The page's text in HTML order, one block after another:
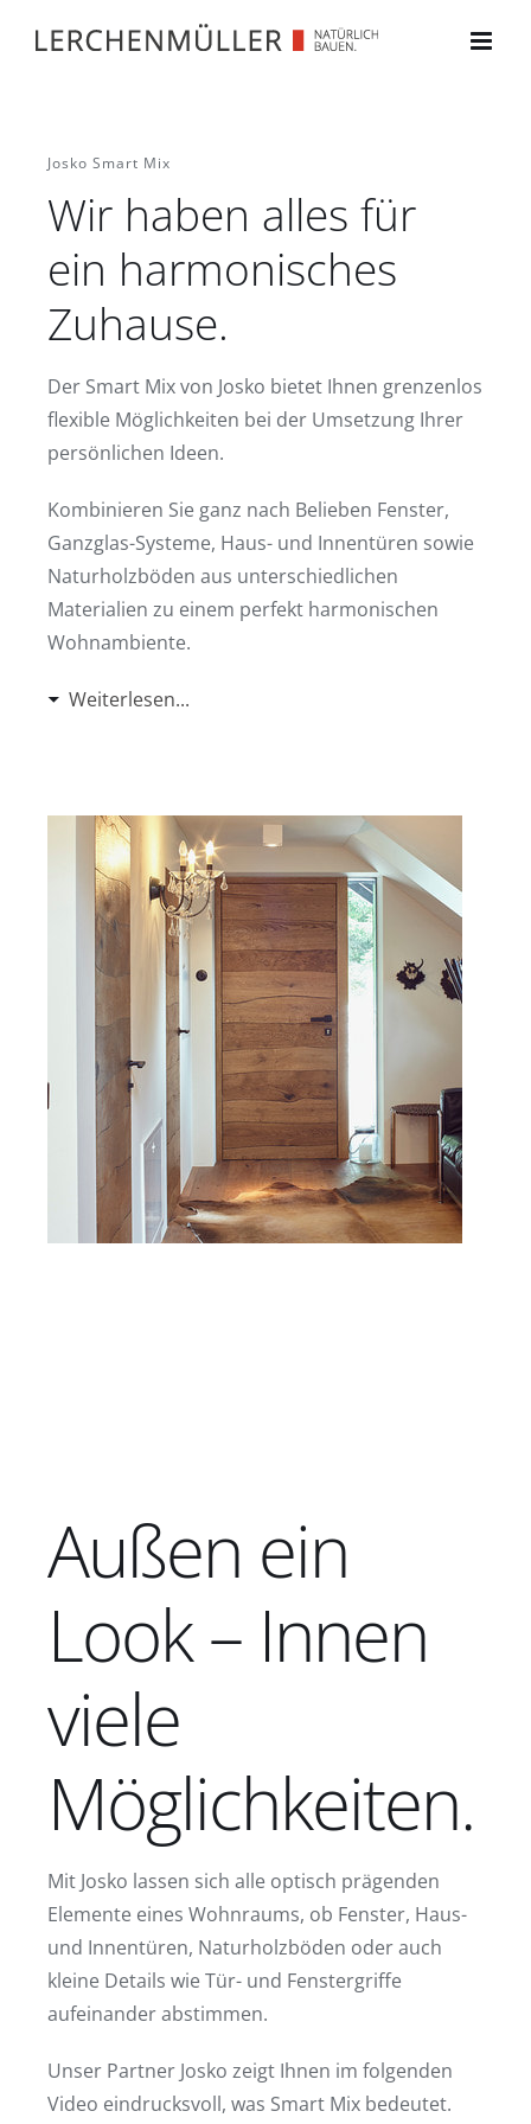
Inhalt
Josko Smart Mix
Wir haben alles für
ein harmonisches
Zuhause.
Der Smart Mix von Josko bietet Ihnen grenzenlos
flexible Möglichkeiten bei der Umsetzung Ihrer
persönlichen Ideen.
Kombinieren Sie ganz nach Belieben Fenster,
Ganzglas-Systeme, Haus- und Innentüren sowie
Naturholzböden aus unterschiedlichen
Materialien zu einem perfekt harmonischen
Wohnambiente.
Weiterlesen...
Außen ein
Look – Innen
viele
Möglichkeiten.
Mit Josko lassen sich alle optisch prägenden
Elemente eines Wohnraums, ob Fenster, Haus-
und Innentüren, Naturholzböden oder auch
kleine Details wie Tür- und Fenstergriffe
aufeinander abstimmen.
Unser Partner Josko zeigt Ihnen im folgenden
Video eindrucksvoll, was Smart Mix bedeutet.